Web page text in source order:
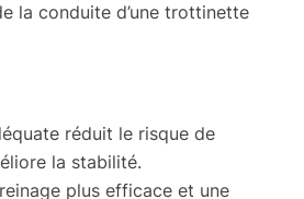
la conduite d’une trottinette
réduit le risque de
la stabilité.
plus efficace et une